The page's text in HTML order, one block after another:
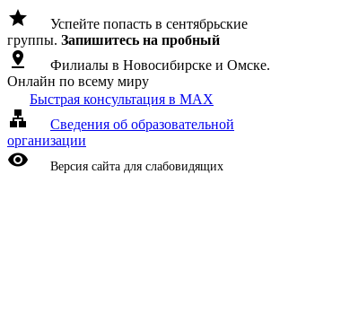
grade
Успейте попасть в сентябрьские
группы. Запишитесь на пробный
pin_drop
Филиалы в Новосибирске и Омске.
Онлайн по всему миру
Быстрая консультация в MAX
lan
Сведения об образовательной
организации
visibility Версия сайта для слабовидящих